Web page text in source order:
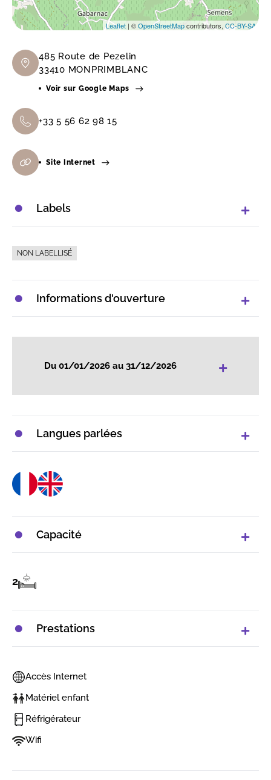
Leaflet | ©OpenStreetMapcontributors, CC-BY-SA
485 Route de Pezelin
33410 MONPRIMBLANC
Voir sur Google Maps
+33 5 56 62 98 15
Site Internet
Labels
NON LABELLISÉ
Informations d'ouverture
Du 01/01/2026 au 31/12/2026 +
Langues parlées
Capacité
2
Prestations
Accès Internet
Matériel enfant
Réfrigérateur
Wifi